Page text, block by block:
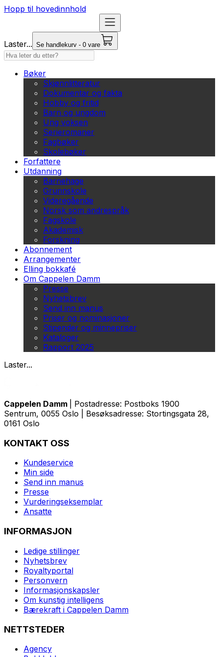
Hopp til hovedinnhold
Laster... Se handlekurv - 0 vare
Bøker
Skjønnlitteratur
Dokumentar og fakta
Hobby og fritid
Barn og ungdom
Ung voksen
Serieromaner
Fagbøker
Skolebøker
Forfattere
Utdanning
Barnehage
Grunnskole
Videregående
Norsk som andrespråk
Fagskole
Akademisk
Forskning
Abonnement
Arrangementer
Elling bokkafé
Om Cappelen Damm
Presse
Nyhetsbrev
Send inn manus
Priser og nominasjoner
Stipender og minnepriser
Kataloger
Rapport 2025
Laster...
Cappelen Damm
| Postadresse: Postboks 1900
Sentrum, 0055 Oslo | Besøksadresse: Stortingsgata 28,
0161 Oslo
KONTAKT OSS
Kundeservice
Min side
Send inn manus
Presse
Vurderingseksemplar
Ansatte
INFORMASJON
Ledige stillinger
Nyhetsbrev
Royaltyportal
Personvern
Informasjonskapsler
Om kunstig intelligens
Bærekraft i Cappelen Damm
NETTSTEDER
Agency